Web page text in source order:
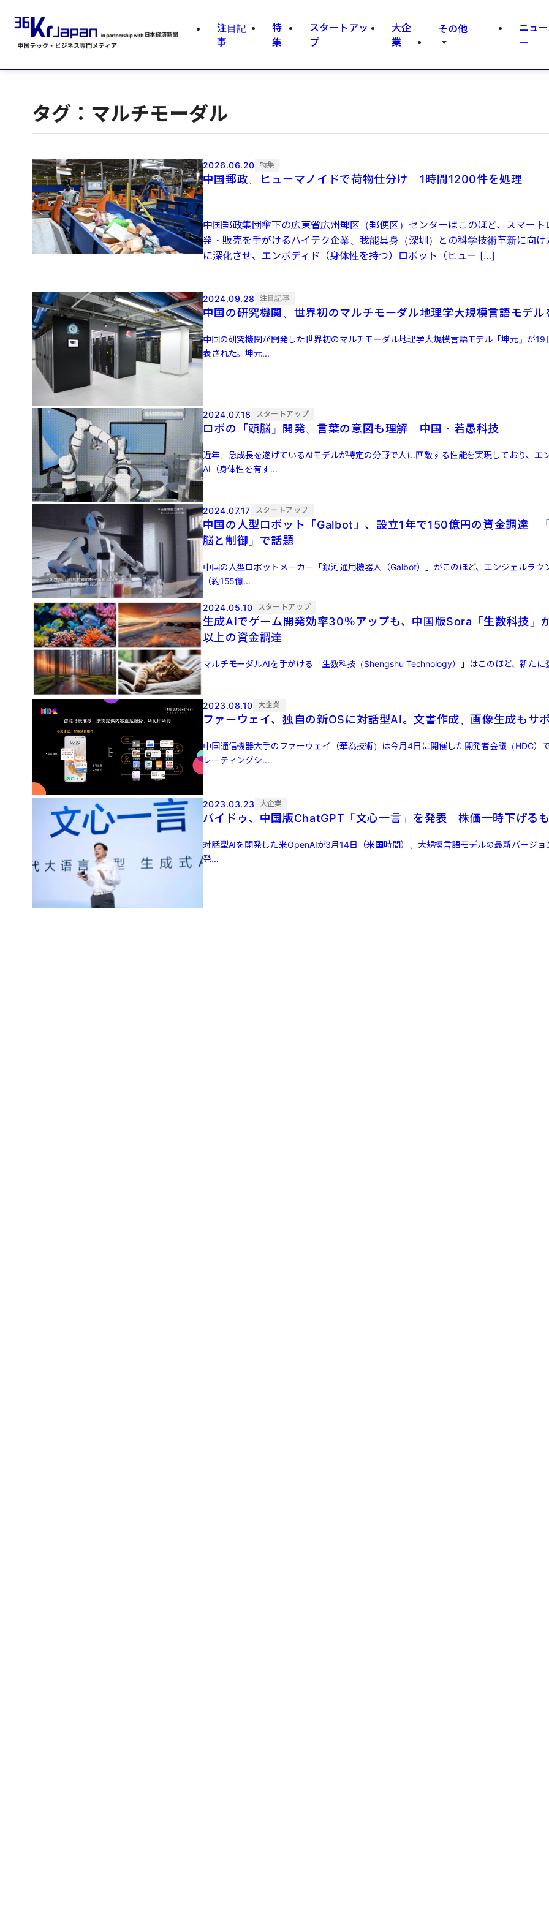
注目記
事
特
集
スタートアッ
プ
大企
業
その他
ニュ
ー
タグ：マルチモーダル
2026.06.20 特集
中国郵政、ヒューマノイドで荷物仕分け 1時間1200件を処理
中国郵政集団傘下の広東省広州郵区（郵便区）センターはこのほど、スマート
発・販売を手がけるハイテク企業、我能具身（深圳）との科学技術革新に向
に深化させ、エンボディド（身体性を持つ）ロボット（ヒュー […]
2024.09.28 注目記事
中国の研究機関、世界初のマルチモーダル地理学大規模言語モデル
中国の研究機関が開発した世界初のマルチモーダル地理学大規模言語モデル「坤元」が19
表された。坤元...
2024.07.18 スタートアップ
ロボの「頭脳」開発、言葉の意図も理解 中国・若愚科技
近年、急成長を遂げているAIモデルが特定の分野で人に匹敵する性能を実現しており、エ
AI（身体性を有す...
2024.07.17 スタートアップ
中国の人型ロボット「Galbot」、設立1年で150億円の資金調達
脳と制御」で話題
中国の人型ロボットメーカー「銀河通用機器人（Galbot）」がこのほど、エンジェルラウ
（約155億...
2024.05.10 スタートアップ
生成AIでゲーム開発効率30％アップも、中国版Sora「生数科技」
以上の資金調達
マルチモーダルAIを手がける「生数科技（Shengshu Technology）」はこのほど、新たに
2023.08.10 大企業
ファーウェイ、独自の新OSに対話型AI。文書作成、画像生成もサ
中国通信機器大手のファーウェイ（華為技術）は今月4日に開催した開発者会議（HDC）
レーティングシ...
2023.03.23 大企業
バイドゥ、中国版ChatGPT「文心一言」を発表 株価一時下げる
対話型AIを開発した米OpenAIが3月14日（米国時間）、大規模言語モデルの最新バージョ
発...